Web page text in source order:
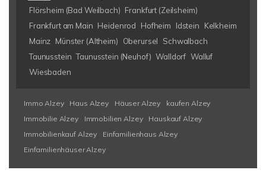
Flörsheim (Bad Weilbach) Frankfurt (Zeilsheim)
Frankfurt am Main Heidenrod Hofheim Idstein
Kelkheim
Mainz Münster (Altheim) Oberursel
Schwalbach
Taunusstein Taunusstein (Neuhof) Walldorf Walluf
Wiesbaden
Immo Alzey Haus Alzey Häuser Alzey
kaufen Alzey
Immobilie Alzey
Immobilien Alzey
Hauskauf Alzey
Immobilienkauf Alzey
Einfamilienhaus Alzey
Einfamilienhäuser Alzey